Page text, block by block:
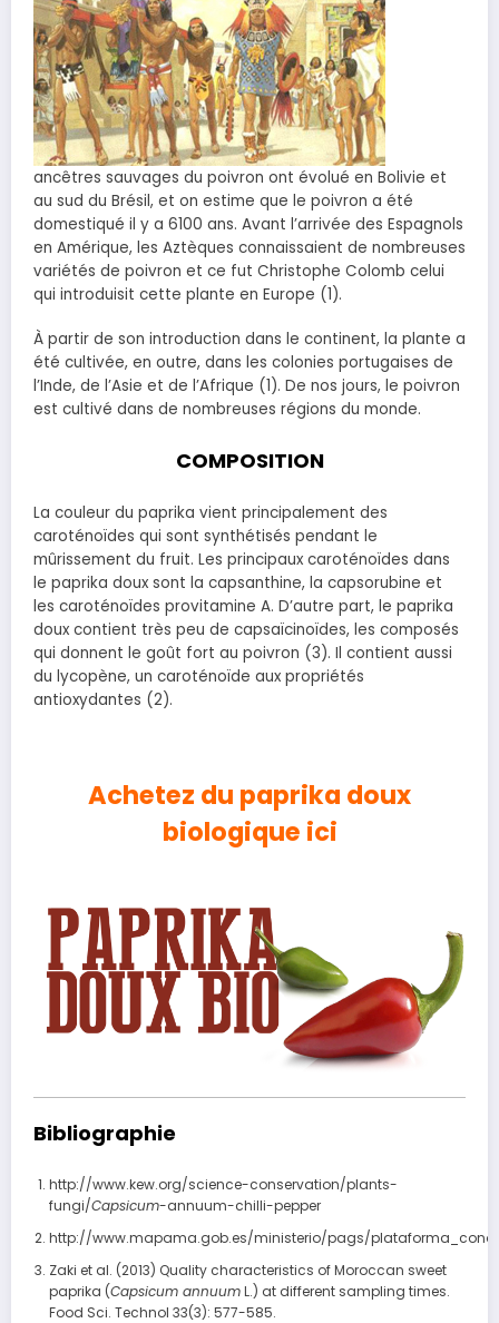
ancêtres sauvages du poivron ont évolué en Bolivie et
au sud du Brésil, et on estime que le poivron a été
domestiqué il y a 6100 ans. Avant l’arrivée des Espagnols
en Amérique, les Aztèques connaissaient de nombreuses
variétés de poivron et ce fut Christophe Colomb celui
qui introduisit cette plante en Europe (1).
À partir de son introduction dans le continent, la plante a
été cultivée, en outre, dans les colonies portugaises de
l’Inde, de l’Asie et de l’Afrique (1). De nos jours, le poivron
est cultivé dans de nombreuses régions du monde.
COMPOSITION
La couleur du paprika vient principalement des
caroténoïdes qui sont synthétisés pendant le
mûrissement du fruit. Les principaux caroténoïdes dans
le paprika doux sont la capsanthine, la capsorubine et
les caroténoïdes provitamine A. D’autre part, le paprika
doux contient très peu de capsaïcinoïdes, les composés
qui donnent le goût fort au poivron (3). Il contient aussi
du lycopène, un caroténoïde aux propriétés
antioxydantes (2).
Achetez du paprika doux
biologique ici
Bibliographie
http://www.kew.org/science-conservation/plants-
fungi/Capsicum-annuum-chilli-pepper
http://www.mapama.gob.es/ministerio/pags/
Zaki et al. (2013) Quality characteristics of Moroccan sweet
paprika (Capsicum annuumL.) at different sampling times.
Food Sci. Technol 33(3): 577-585.